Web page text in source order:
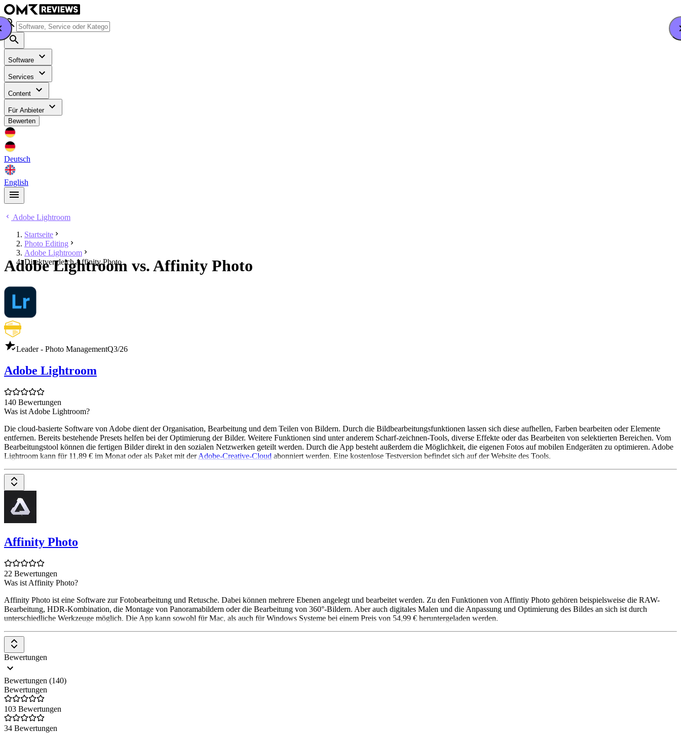
Software
Services
Content
Für Anbieter
Bewerten
Deutsch
English
Adobe Lightroom
Startseite
Photo Editing
Adobe Lightroom
Direktvergleich Affinity Photo
Adobe Lightroom vs. Affinity Photo
Leader - Photo ManagementQ3/26
Adobe Lightroom
140 Bewertungen
Was ist Adobe Lightroom?
Die cloud-basierte Software von Adobe dient der Organisation, Bearbeitung und dem Teilen von Bildern. Durch die Bildbearbeitungsfunktionen lassen sich diese aufhellen, Farben bearbeiten oder Elemente
entfernen. Bereits bestehende Presets helfen bei der Optimierung der Bilder. Weitere Funktionen sind unter anderem Scharf-zeichnen-Tools, diverse Effekte oder das Bearbeiten von selektierten Bereichen. Vom
Bearbeitungstool können die fertigen Bilder direkt in den sozialen Netzwerken geteilt werden. Durch die App besteht außerdem die Möglichkeit, die eigenen Fotos auf mobilen Endgeräten zu optimieren. Adobe
Lightroom kann für 11,89 € im Monat oder als Paket mit derAdobe-Creative-Cloud abonniert werden. Eine kostenlose Testversion befindet sich auf der Website des Tools.
Affinity Photo
22 Bewertungen
Was ist Affinity Photo?
Affinity Photo ist eine Software zur Fotobearbeitung und Retusche. Dabei können mehrere Ebenen angelegt und bearbeitet werden. Zu den Funktionen von Affintiy Photo gehören beispielsweise die RAW-
Bearbeitung, HDR-Kombination, die Montage von Panoramabildern oder die Bearbeitung von 360°-Bildern. Aber auch digitales Malen und die Anpassung und Optimierung des Bildes an sich ist durch
unterschiedliche Werkzeuge möglich. Die App kann sowohl für Mac, als auch für Windows Systeme bei einem Preis von 54,99 € heruntergeladen werden.
Bewertungen
Bewertungen (140)
Bewertungen
103 Bewertungen
34 Bewertungen